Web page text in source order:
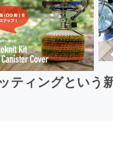
ィングという